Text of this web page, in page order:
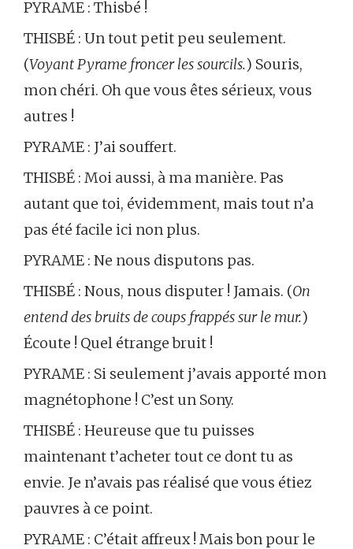
PYRAME : Thisbé !
THISBÉ : Un tout petit peu seulement.
(Voyant Pyrame froncer les sourcils.) Souris,
mon chéri. Oh que vous êtes sérieux, vous
autres !
PYRAME : J’ai souffert.
THISBÉ : Moi aussi, à ma manière. Pas
autant que toi, évidemment, mais tout n’a
pas été facile ici non plus.
PYRAME : Ne nous disputons pas.
THISBÉ : Nous, nous disputer ! Jamais. (On
entend des bruits de coups frappés sur le mur.)
Écoute ! Quel étrange bruit !
PYRAME : Si seulement j’avais apporté mon
magnétophone ! C’est un Sony.
THISBÉ : Heureuse que tu puisses
maintenant t’acheter tout ce dont tu as
envie. Je n’avais pas réalisé que vous étiez
pauvres à ce point.
PYRAME : C’était affreux ! Mais bon pour le